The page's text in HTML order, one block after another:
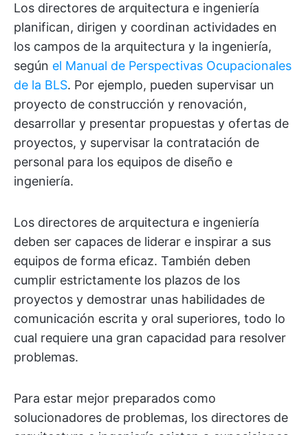
Los directores de arquitectura e ingeniería
planifican, dirigen y coordinan actividades en
los campos de la arquitectura y la ingeniería,
según el Manual de Perspectivas Ocupacionales
de la BLS. Por ejemplo, pueden supervisar un
proyecto de construcción y renovación,
desarrollar y presentar propuestas y ofertas de
proyectos, y supervisar la contratación de
personal para los equipos de diseño e
ingeniería.
Los directores de arquitectura e ingeniería
deben ser capaces de liderar e inspirar a sus
equipos de forma eficaz. También deben
cumplir estrictamente los plazos de los
proyectos y demostrar unas habilidades de
comunicación escrita y oral superiores, todo lo
cual requiere una gran capacidad para resolver
problemas.
Para estar mejor preparados como
solucionadores de problemas, los directores de